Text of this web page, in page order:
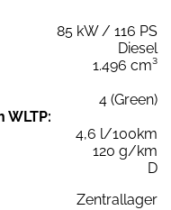
85 kW / 116 PS
Diesel
1.496 cm³
4 (Green)
WLTP:
4,6 l/100km
120 g/km
D
Zentrallager